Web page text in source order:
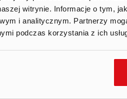
witrynie. Informacje o tym,
i analitycznym. Partnerzy
podczas korzystania z ich
2025: 25,7 mln PLN, w tym
PLN.
również, że niniejszy
o przychodach ze
opublikowana w
przez Spółkę jest